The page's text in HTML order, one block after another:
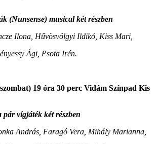
(Nunsense) musical két részben
Ilona, Hűvösvölgyi Ildikó, Kiss Mari,
Psota Irén.
19 óra 30 perc Vidám Színpad Kis
vígjáték két részben
András, Faragó Vera, Mihály Marianna,